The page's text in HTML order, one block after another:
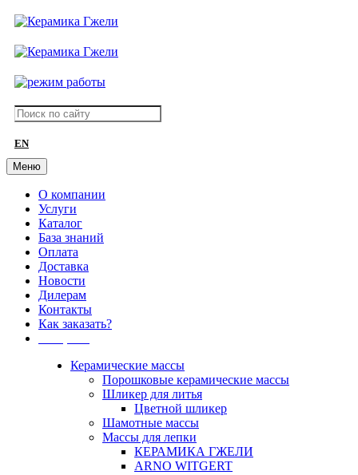
EN
Меню
О компании
Услуги
Каталог
База знаний
Оплата
Доставка
Новости
Дилерам
Контакты
Как заказать?
Керамические массы
Порошковые керамические массы
Шликер для литья
Цветной шликер
Шамотные массы
Массы для лепки
КЕРАМИКА ГЖЕЛИ
ARNO WITGERT